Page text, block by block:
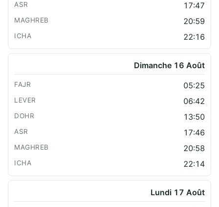
17:47
20:59
22:16
Dimanche 16 Août
05:25
06:42
13:50
17:46
20:58
22:14
Lundi 17 Août